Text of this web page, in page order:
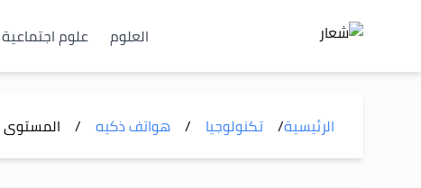
العلوم علوم اجتماعية
الرئيسية/ تكنولوجيا / هواتف ذكيه / المستوى